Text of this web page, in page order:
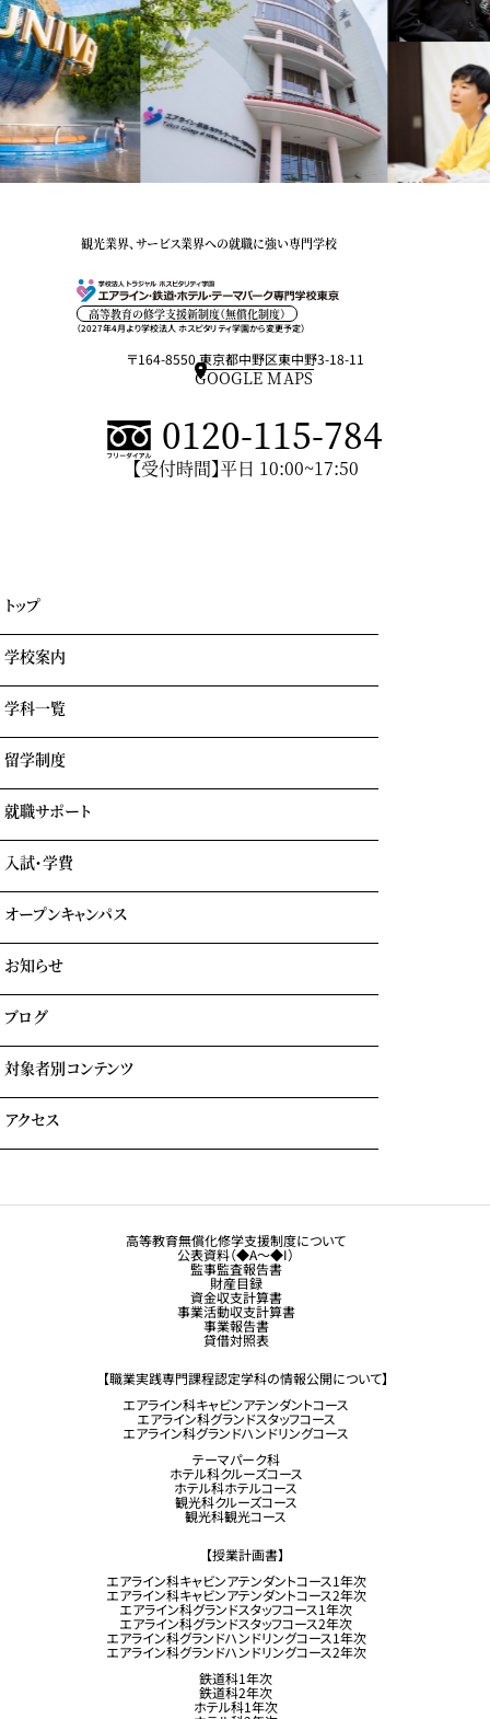
観光業界、サービス業界への就職に強い専門学校
高等教育の修学支援新制度（無償化制度）
（2027年4月より学校法人 ホスピタリティ学園から変更予定）
〒164-8550 東京都中野区東中野3-18-11
GOOGLE MAPS
0120-115-784
【受付時間】平日 10:00~17:50
トップ
学校案内
学園情報・教育理念
リアルな実習室
業界出身の自慢の講師陣
学科一覧
エアライン科
ホテル科
テーマパーク科
留学制度
GOTEMBA ENGLISH CAMP
就職サポート
就職内定実績一覧
入試・学費
学費について
自立進学サポート
各種奨学金・教育ローン・給付金
よくある質問
オープンキャンパス
イベント参加時のサポート
お知らせ
ブログ
対象者別コンテンツ
大学生・社会人の方へ
観光業界 進学ガイドブック
アクセス
高等教育無償化修学支援制度について
公表資料（◆A～◆I）
監事監査報告書
財産目録
資金収支計算書
事業活動収支計算書
事業報告書
貸借対照表
【職業実践専門課程認定学科の情報公開について】
エアライン科キャビンアテンダントコース
エアライン科グランドスタッフコース
エアライン科グランドハンドリングコース
テーマパーク科
ホテル科クルーズコース
ホテル科ホテルコース
観光科クルーズコース
観光科観光コース
【授業計画書】
エアライン科キャビンアテンダントコース1年次
エアライン科キャビンアテンダントコース2年次
エアライン科グランドスタッフコース1年次
エアライン科グランドスタッフコース2年次
エアライン科グランドハンドリングコース1年次
エアライン科グランドハンドリングコース2年次
鉄道科1年次
鉄道科2年次
ホテル科1年次